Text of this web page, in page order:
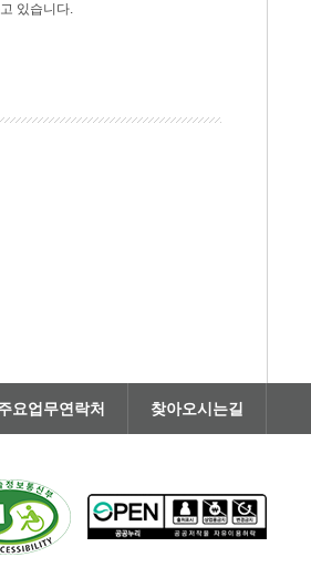
있습니다.
요업무연락처 찾아오시는길